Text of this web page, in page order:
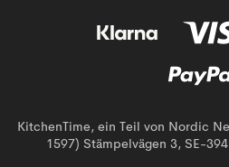
KitchenTime, ein Teil von Nordic
1597) Stämpelvägen 3, SE-